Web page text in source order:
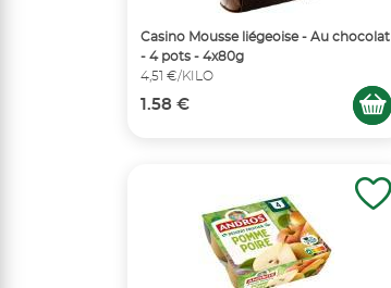
Casino Mousse liégeoise - Au chocolat
- 4 pots - 4x80g
4,51 €/KILO
1.58 €